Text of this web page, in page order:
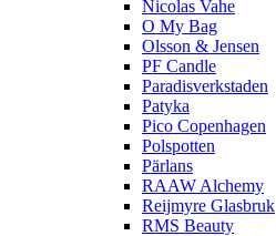
Nicolas Vahe
O My Bag
Olsson & Jensen
PF Candle
Paradisverkstaden
Patyka
Pico Copenhagen
Polspotten
Pärlans
RAAW Alchemy
Reijmyre Glasbruk
RMS Beauty